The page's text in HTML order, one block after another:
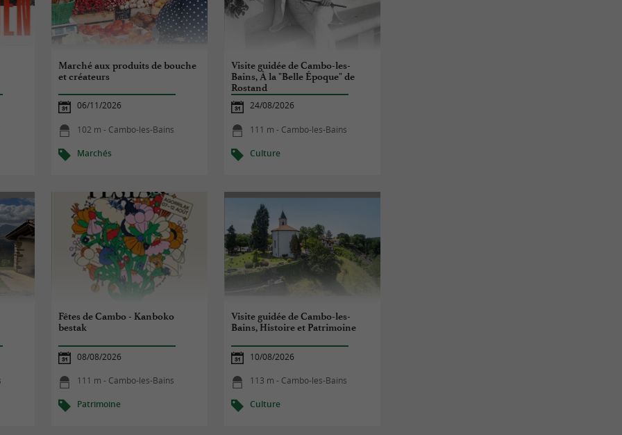
Marché aux produits de bouche
et créateurs
06/11/2026
102 m - Cambo-les-Bains
Marchés
Visite guidée de Cambo-les-
Bains, À la "Belle Époque" de
Rostand
24/08/2026
111 m - Cambo-les-Bains
Culture
Fêtes de Cambo - Kanboko
bestak
08/08/2026
111 m - Cambo-les-Bains
Patrimoine
Visite guidée de Cambo-les-
Bains, Histoire et Patrimoine
10/08/2026
113 m - Cambo-les-Bains
Culture